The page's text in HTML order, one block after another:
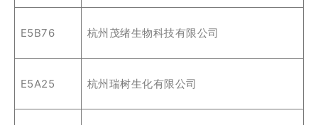
E5B76 杭州茂绪生物科技有限公司
E5A25 杭州瑞树生化有限公司